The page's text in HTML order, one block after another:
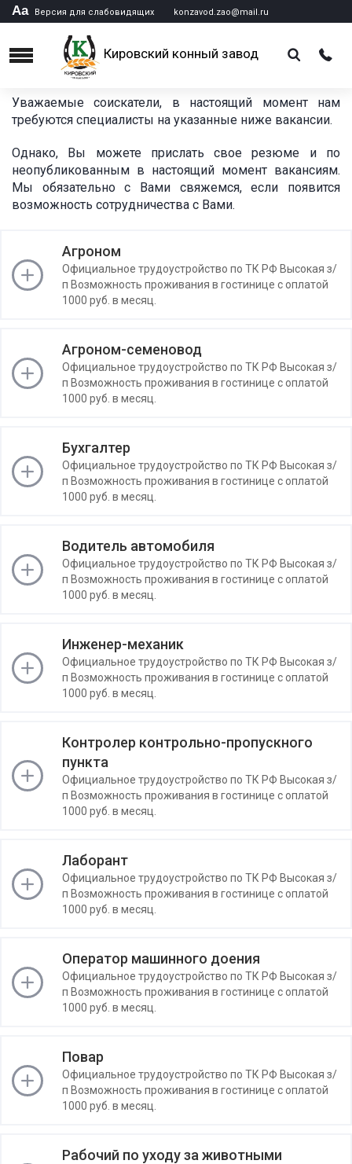
Аа Версия для слабовидящих konzavod.zao@mail.ru
Menu Кировский конный завод
Уважаемые соискатели, в настоящий момент нам
требуются специалисты на указанные ниже вакансии.
Однако, Вы можете прислать свое резюме и по
неопубликованным в настоящий момент вакансиям.
Мы обязательно с Вами свяжемся, если появится
возможность сотрудничества с Вами.
Агроном
Официальное трудоустройство по ТК РФ Высокая з/
п Возможность проживания в гостинице с оплатой
1000 руб. в месяц.
Агроном-семеновод
Официальное трудоустройство по ТК РФ Высокая з/
п Возможность проживания в гостинице с оплатой
1000 руб. в месяц.
Бухгалтер
Официальное трудоустройство по ТК РФ Высокая з/
п Возможность проживания в гостинице с оплатой
1000 руб. в месяц.
Водитель автомобиля
Официальное трудоустройство по ТК РФ Высокая з/
п Возможность проживания в гостинице с оплатой
1000 руб. в месяц.
Инженер-механик
Официальное трудоустройство по ТК РФ Высокая з/
п Возможность проживания в гостинице с оплатой
1000 руб. в месяц.
Контролер контрольно-пропускного
пункта
Официальное трудоустройство по ТК РФ Высокая з/
п Возможность проживания в гостинице с оплатой
1000 руб. в месяц.
Лаборант
Официальное трудоустройство по ТК РФ Высокая з/
п Возможность проживания в гостинице с оплатой
1000 руб. в месяц.
Оператор машинного доения
Официальное трудоустройство по ТК РФ Высокая з/
п Возможность проживания в гостинице с оплатой
1000 руб. в месяц.
Повар
Официальное трудоустройство по ТК РФ Высокая з/
п Возможность проживания в гостинице с оплатой
1000 руб. в месяц.
Рабочий по уходу за животными